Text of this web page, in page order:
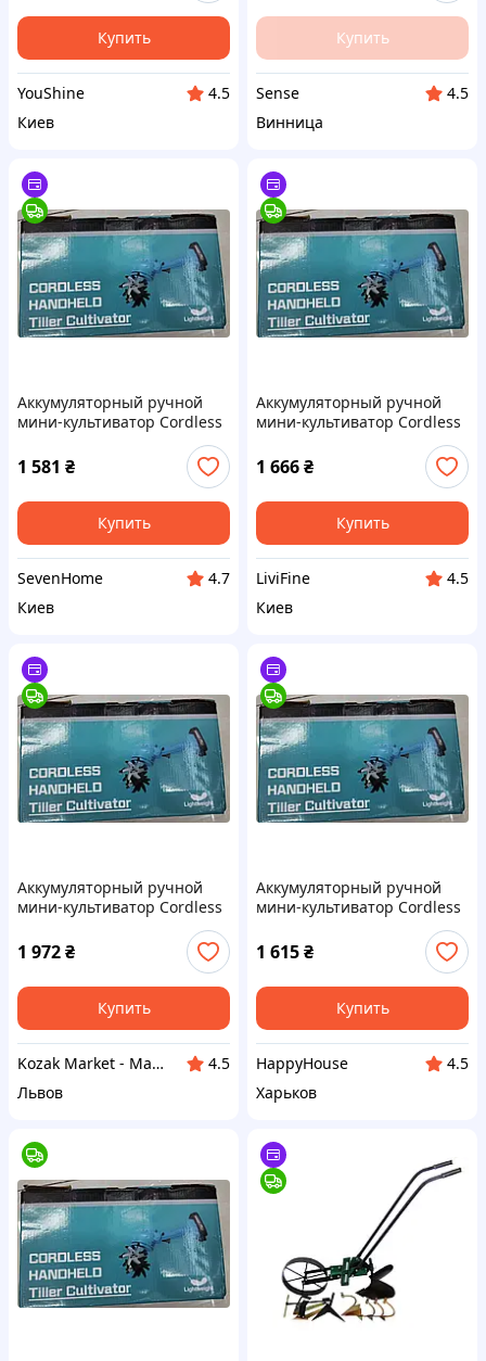
Купить
YouShine
4.5
Киев
Купить
Sense
4.5
Винница
Аккумуляторный ручной
мини-культиватор Cordless
Handheld Tiller Cultivator,
голубой SV227
1 581 ₴
Купить
SevenHome
4.7
Киев
Аккумуляторный ручной
мини-культиватор Cordless
Handheld Tiller Cultivator,
голубой LF227
1 666₴
Купить
LiviFine
4.5
Киев
Аккумуляторный ручной
мини-культиватор Cordless
Handheld Tiller Cultivator,
голубой Топ продаж
1 972₴
Купить
Kozak Market - Магазин техники и аксессуаров
4.5
Львов
Аккумуляторный ручной
мини-культиватор Cordless
Handheld Tiller Cultivator,
голубой HP227
1 615₴
Купить
HappyHouse
4.5
Харьков